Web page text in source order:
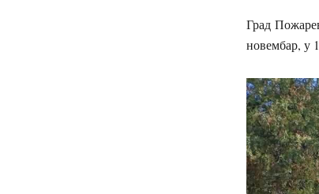
Град
новембар, у